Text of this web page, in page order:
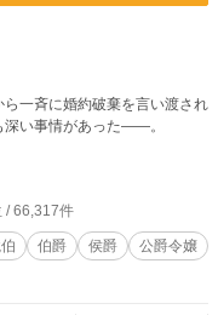
一斉に婚約破棄を言い渡され
深い事情があった――。
/ 66,317件
伯爵 侯爵
公爵令嬢